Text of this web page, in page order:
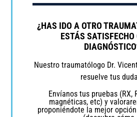
¿HAS IDO A OTRO
ESTÁS SATISFECHO
Nuestro traumatólogo Dr.
resuelve tus
Envíanos tus pruebas (RX,
magnéticas, etc) y
proponiéndote la mejor